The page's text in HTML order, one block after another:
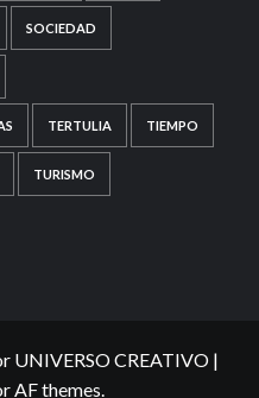
SOCIEDAD
TERTULIA TIEMPO
TURISMO
UNIVERSO CREATIVO |
AF themes.